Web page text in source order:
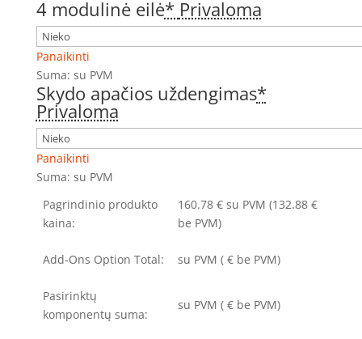
4 modulinė eilė* Privaloma
Panaikinti
Suma: su PVM
Skydo apačios uždengimas*
Privaloma
Panaikinti
Suma: su PVM
Pagrindinio produkto
kaina:
160.78 € su PVM (132.88 €
be PVM)
Add-Ons Option Total: su PVM ( € be PVM)
Pasirinktų
komponentų suma:
su PVM ( € be PVM)